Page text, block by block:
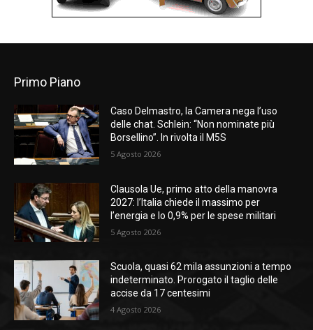
Primo Piano
Caso Delmastro, la Camera nega l’uso
delle chat. Schlein: “Non nominate più
Borsellino”. In rivolta il M5S
5 Agosto 2026
Clausola Ue, primo atto della manovra
2027: l’Italia chiede il massimo per
l’energia e lo 0,9% per le spese militari
5 Agosto 2026
Scuola, quasi 62 mila assunzioni a tempo
indeterminato. Prorogato il taglio delle
accise da 17 centesimi
4 Agosto 2026